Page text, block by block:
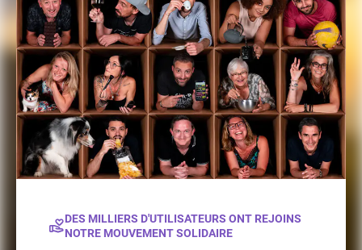
DES MILLIERS D'UTILISATEURS ONT REJOINS
NOTRE MOUVEMENT SOLIDAIRE